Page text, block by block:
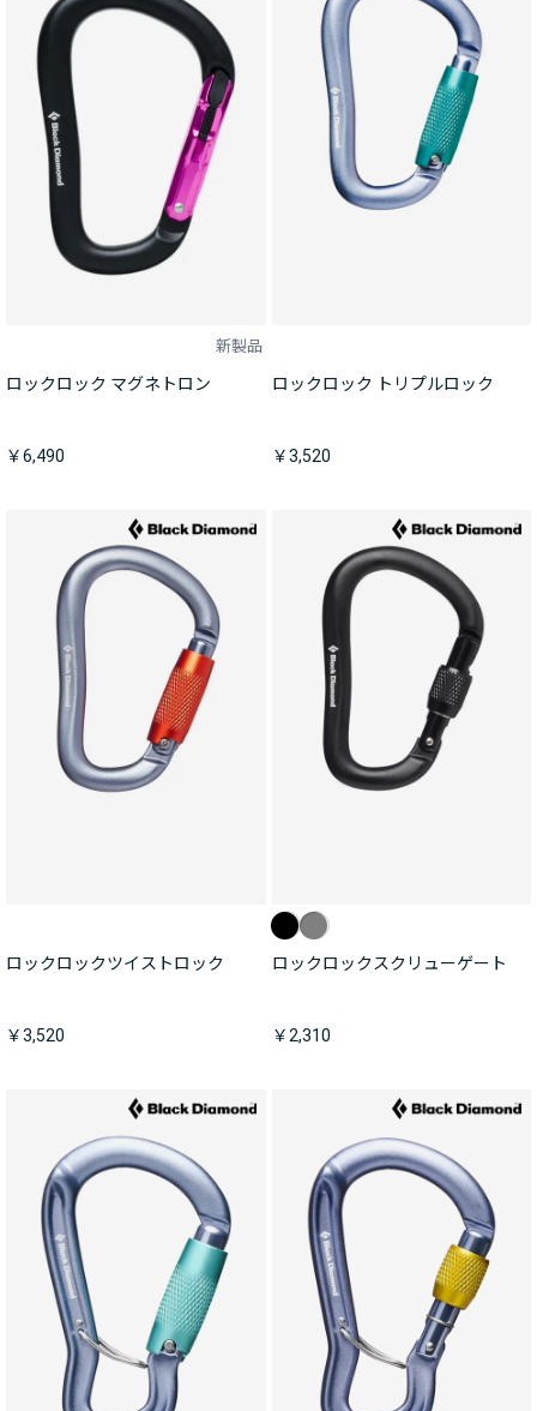
新製品
ロックロック マグネトロン
￥6,490
ロックロック トリプルロック
￥3,520
ロックロックツイストロック
￥3,520
ロックロックスクリューゲート
￥2,310